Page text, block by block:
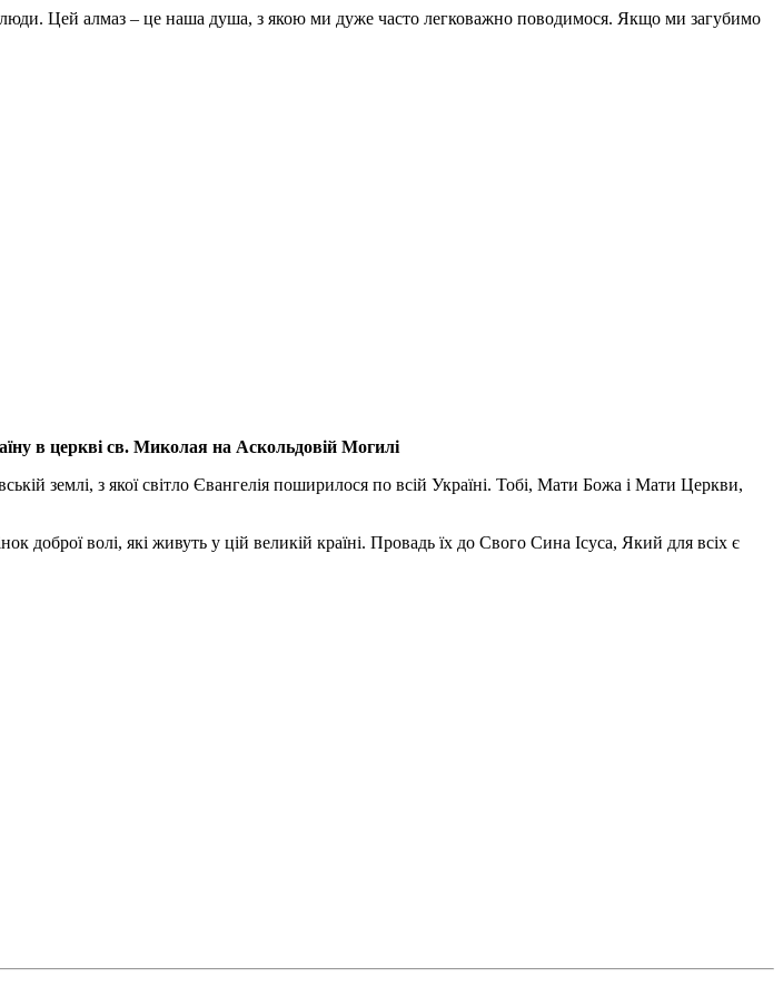
Цей алмаз – це наша душа, з якою ми дуже часто легковажно поводимося. Якщо ми загубимо
в церкві св. Миколая на Аскольдовій Могилі
землі, з якої світло Євангелія поширилося по всій Україні. Тобі, Мати Божа і Мати Церкви,
волі, які живуть у цій великій країні. Провадь їх до Свого Сина Ісуса, Який для всіх є